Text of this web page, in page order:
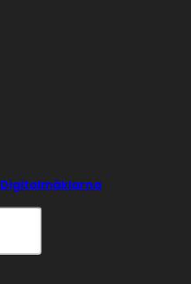
Digitalmäklarna